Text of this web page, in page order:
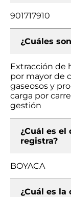
901717910
¿Cuáles
Extracción de
por mayor de
gaseosos y
carga por
gestión
¿Cuál es
registra?
BOYACA
¿Cuál es la